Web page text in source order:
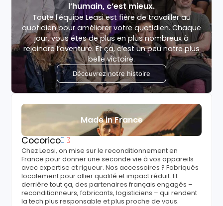
l’humain, c’est mieux.
Toute l'équipe Leasi est fière de travailler au
quotidien pour améliorer votre quotidien. Chaque
jour, vous êtes de plus en plus nombreux à
rejoindre l’aventure. Et ça, c’est un peu notre plus
belle victoire.
Découvrez notre histoire
Made in France
Cocorico
Chez Leasi, on mise sur le reconditionnement en
France pour donner une seconde vie à vos appareils
avec expertise et rigueur. Nos accessoires ? Fabriqués
localement pour allier qualité et impact réduit. Et
derrière tout ça, des partenaires français engagés –
reconditionneurs, fabricants, logisticiens – qui rendent
la tech plus responsable et plus proche de vous.